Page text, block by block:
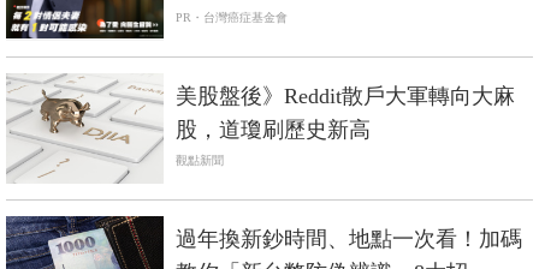
PR・台灣癌症基金會
美股盤後》Reddit散戶大軍轉向大麻
股，道瓊刷歷史新高
觀點新聞
過年換新鈔時間、地點一次看！加碼